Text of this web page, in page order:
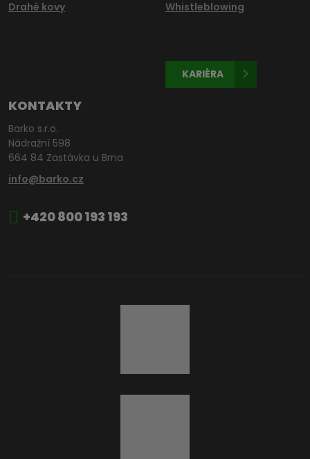
Drahé kovy
Whistleblowing
KARIÉRA
KONTAKTY
Barko s.r.o.
Nádražní 598
664 84 Zastávka u Brna
info@barko.cz
+420 800 193 193